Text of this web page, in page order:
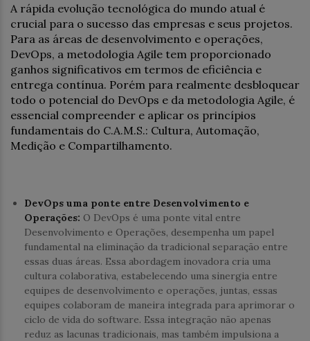
A rápida evolução tecnológica do mundo atual é
crucial para o sucesso das empresas e seus projetos.
Para as áreas de desenvolvimento e operações,
DevOps, a metodologia Agile tem proporcionado
ganhos significativos em termos de eficiência e
entrega contínua. Porém para realmente desbloquear
todo o potencial do DevOps e da metodologia Agile, é
essencial compreender e aplicar os princípios
fundamentais do C.A.M.S.: Cultura, Automação,
Medição e Compartilhamento.
DevOps uma ponte entre Desenvolvimento e
Operações: O DevOps é uma ponte vital entre
Desenvolvimento e Operações, desempenha um papel
fundamental na eliminação da tradicional separação entre
essas duas áreas. Essa abordagem inovadora cria uma
cultura colaborativa, estabelecendo uma sinergia entre
equipes de desenvolvimento e operações, juntas, essas
equipes colaboram de maneira integrada para aprimorar o
ciclo de vida do software. Essa integração não apenas
reduz as lacunas tradicionais, mas também impulsiona a